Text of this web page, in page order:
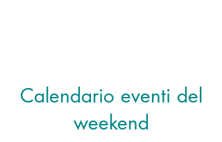
Calendario eventi del
weekend